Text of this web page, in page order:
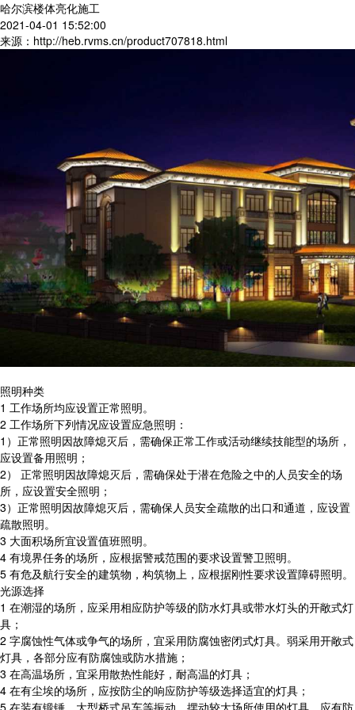
哈尔滨楼体亮化施工
2021-04-01 15:52:00
来源：http://heb.rvms.cn/product707818.html
照明种类
1 工作场所均应设置正常照明。
2 工作场所下列情况应设置应急照明：
1）正常照明因故障熄灭后，需确保正常工作或活动继续技能型的场所，
应设置备用照明；
2） 正常照明因故障熄灭后，需确保处于潜在危险之中的人员安全的场
所，应设置安全照明；
3）正常照明因故障熄灭后，需确保人员安全疏散的出口和通道，应设置
疏散照明。
3 大面积场所宜设置值班照明。
4 有境界任务的场所，应根据警戒范围的要求设置警卫照明。
5 有危及航行安全的建筑物，构筑物上，应根据刚性要求设置障碍照明。
光源选择
1 在潮湿的场所，应采用相应防护等级的防水灯具或带水灯头的开敞式灯
具；
2 字腐蚀性气体或争气的场所，宜采用防腐蚀密闭式灯具。弱采用开敞式
灯具，各部分应有防腐蚀或防水措施；
3 在高温场所，宜采用散热性能好，耐高温的灯具；
4 在有尘埃的场所，应按防尘的响应防护等级选择适宜的灯具；
5 在装有锻锤、大型桥式吊车等振动、摆动较大场所使用的灯具，应有防